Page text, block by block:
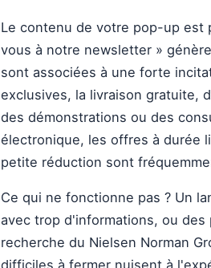
Le contenu de votre pop-up est
vous à notre newsletter »
sont associées à une forte
exclusives, la livraison gratuite,
des démonstrations ou des
électronique, les offres à durée
petite réduction sont
Ce qui ne fonctionne pas ? Un
avec trop d'informations, ou
recherche du Nielsen Norman
difficiles à fermer nuisent à